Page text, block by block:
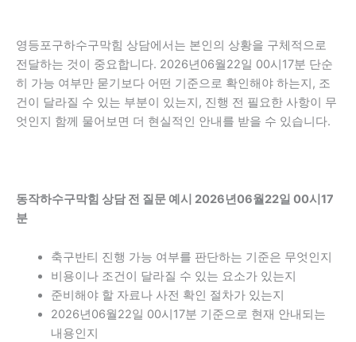
영등포구하수구막힘 상담에서는 본인의 상황을 구체적으로
전달하는 것이 중요합니다. 2026년06월22일 00시17분 단순
히 가능 여부만 묻기보다 어떤 기준으로 확인해야 하는지, 조
건이 달라질 수 있는 부분이 있는지, 진행 전 필요한 사항이 무
엇인지 함께 물어보면 더 현실적인 안내를 받을 수 있습니다.
동작하수구막힘 상담 전 질문 예시 2026년06월22일 00시17
분
축구반티 진행 가능 여부를 판단하는 기준은 무엇인지
비용이나 조건이 달라질 수 있는 요소가 있는지
준비해야 할 자료나 사전 확인 절차가 있는지
2026년06월22일 00시17분 기준으로 현재 안내되는
내용인지